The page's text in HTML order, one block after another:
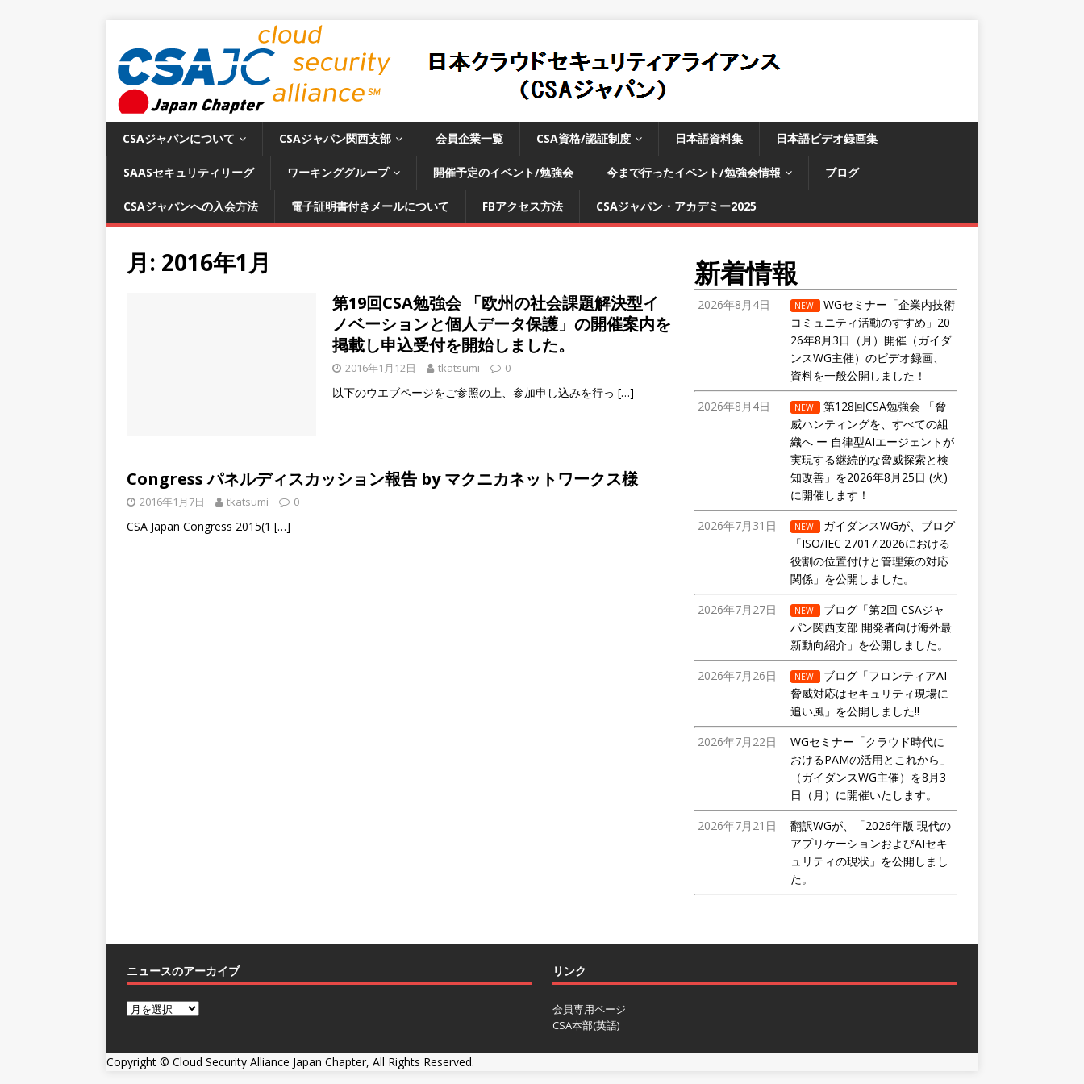
CSAジャパンについて CSAジャパン関西支部 会員企業一覧 CSA資格/認証制度 日本語資料集 日本語ビデオ録画集
SAASセキュリティリーグ ワーキンググループ 開催予定のイベント/勉強会 今まで行ったイベント/勉強会情報 ブログ
CSAジャパンへの入会方法 電子証明書付きメールについて FBアクセス方法 CSAジャパン・アカデミー2025
月: 2016年1月
第19回CSA勉強会 「欧州の社会課題解決型イ
ノベーションと個人データ保護」の開催案内を
掲載し申込受付を開始しました。
2016年1月12日 tkatsumi 0
以下のウエブページをご参照の上、参加申し込みを行っ […]
Congress パネルディスカッション報告 by マクニカネットワークス様
2016年1月7日 tkatsumi 0
CSA Japan Congress 2015(1 […]
新着情報
2026年8月4日 NEW!
WGセミナー「企業内技術
コミュニティ活動のすすめ」20
26年8月3日（月）開催（ガイダ
ンスWG主催）のビデオ録画、
資料を一般公開しました！
2026年8月4日
NEW!
第128回CSA勉強会 「脅
威ハンティングを、すべての組
織へ ー 自律型AIエージェントが
実現する継続的な脅威探索と検
知改善」を2026年8月25日 (火)
に開催します！
2026年7月31日
NEW!
ガイダンスWGが、ブログ
「ISO/IEC 27017:2026における
役割の位置付けと管理策の対応
関係」を公開しました。
2026年7月27日
NEW!
ブログ「第2回 CSAジャ
パン関西支部 開発者向け海外最
新動向紹介」を公開しました。
2026年7月26日
NEW!
ブログ「フロンティアAI
脅威対応はセキュリティ現場に
追い風」を公開しました!!
2026年7月22日
WGセミナー「クラウド時代に
おけるPAMの活用とこれから」
（ガイダンスWG主催）を8月3
日（月）に開催いたします。
2026年7月21日
翻訳WGが、「2026年版 現代の
アプリケーションおよびAIセキ
ュリティの現状」を公開しまし
た。
ニュースのアーカイブ リンク
会員専用ページ
CSA本部(英語)
Copyright © Cloud Security Alliance Japan Chapter, All Rights Reserved.